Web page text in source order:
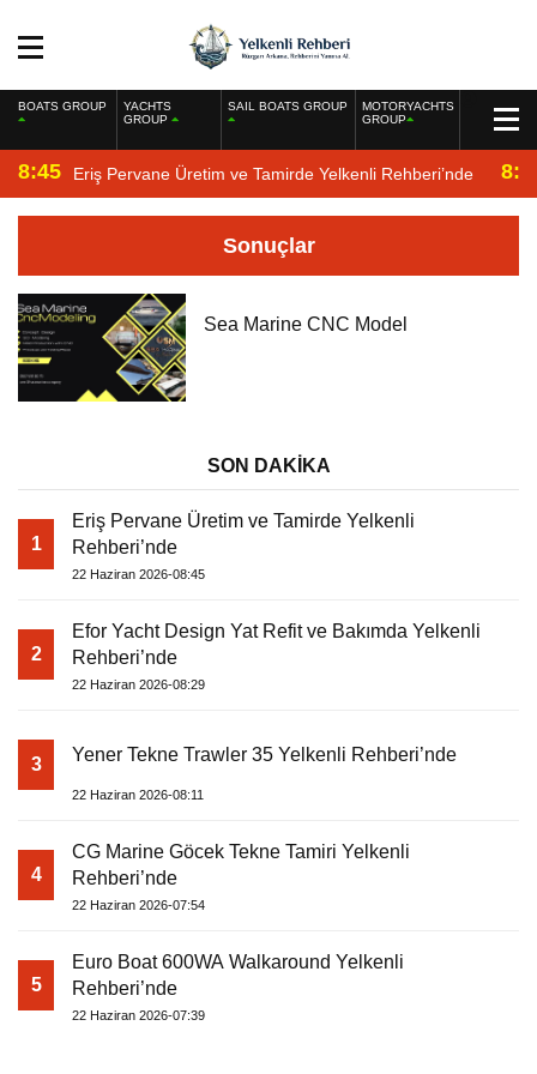
BOATS GROUP
YACHTS
GROUP
SAIL BOATS GROUP
MOTORYACHTS
GROUP
8:45 Eriş Pervane Üretim ve Tamirde Yelkenli Rehberi’nde
Sonuçlar
Sea Marine CNC Model
SON DAKİKA
1
Eriş Pervane Üretim ve Tamirde Yelkenli
Rehberi’nde
22 Haziran 2026-08:45
2
Efor Yacht Design Yat Refit ve Bakımda Yelkenli
Rehberi’nde
22 Haziran 2026-08:29
3 Yener Tekne Trawler 35 Yelkenli Rehberi’nde
22 Haziran 2026-08:11
4
CG Marine Göcek Tekne Tamiri Yelkenli
Rehberi’nde
22 Haziran 2026-07:54
5
Euro Boat 600WA Walkaround Yelkenli
Rehberi’nde
22 Haziran 2026-07:39